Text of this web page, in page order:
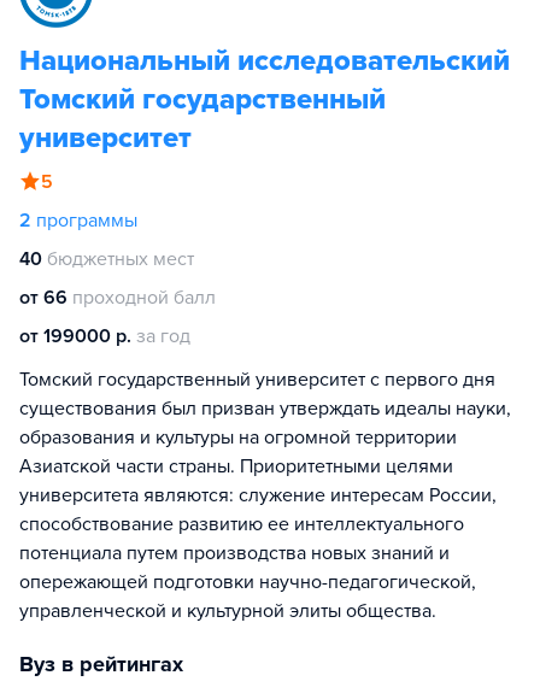
Национальный исследовательский
Томский государственный
университет
5
2 программы
40 бюджетных мест
от 66 проходной балл
от 199000 р. за год
Томский государственный университет с первого дня
существования был призван утверждать идеалы науки,
образования и культуры на огромной территории
Азиатской части страны. Приоритетными целями
университета являются: служение интересам России,
способствование развитию ее интеллектуального
потенциала путем производства новых знаний и
опережающей подготовки научно-педагогической,
управленческой и культурной элиты общества.
Вуз в рейтингах